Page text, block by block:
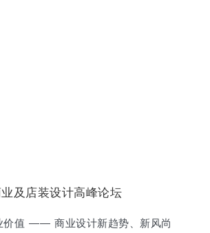
及店装设计高峰论坛
价值 —— 商业设计新趋势、新风尚